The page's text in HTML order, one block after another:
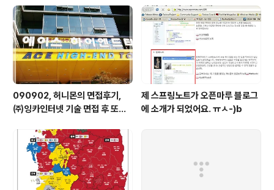
레임워크 -> 웹 ..
090902, 허니몬의 면접후기,
㈜잉카인터넷 기술 면접 후 또한
제 스프링노트가 오픈마루 블로그
에 소개가 되었어요. ㅠㅅ-)b